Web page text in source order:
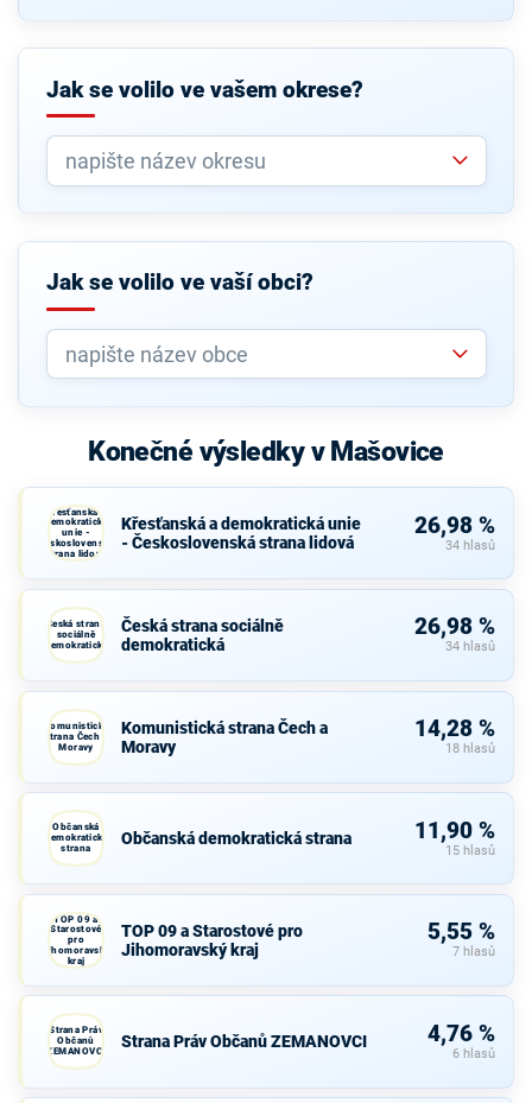
Jak se volilo ve vašem okrese?
Jak se volilo ve vaší obci?
Konečné výsledky v Mašovice
Křesťanská a
demokratická
unie -
Československá
strana lidová
Křesťanská a demokratická unie
- Československá strana lidová
26,98 %
34 hlasů
Česká strana
sociálně
demokratická
Česká strana sociálně
demokratická
26,98 %
34 hlasů
Komunistická
strana Čech a
Moravy
Komunistická strana Čech a
Moravy
14,28 %
18 hlasů
Občanská
demokratická
strana
Občanská demokratická strana 11,90 %
15 hlasů
TOP 09 a
Starostové
pro
Jihomoravský
kraj
TOP 09 a Starostové pro
Jihomoravský kraj
5,55 %
7 hlasů
Strana Práv
Občanů
ZEMANOVCI
Strana Práv Občanů ZEMANOVCI 4,76 %
6 hlasů